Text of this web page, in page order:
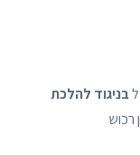
בניגוד להלכת
רכוש